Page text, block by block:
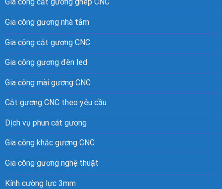
Gia công cắt gương ghép CNC
Gia công gương nhà tắm
Gia công cắt gương CNC
Gia công gương đèn led
Gia công mài gương CNC
Cắt gương CNC theo yêu cầu
Dịch vụ phun cát gương
Gia công khắc gương CNC
Gia công gương nghệ thuật
Kính cường lực 3mm